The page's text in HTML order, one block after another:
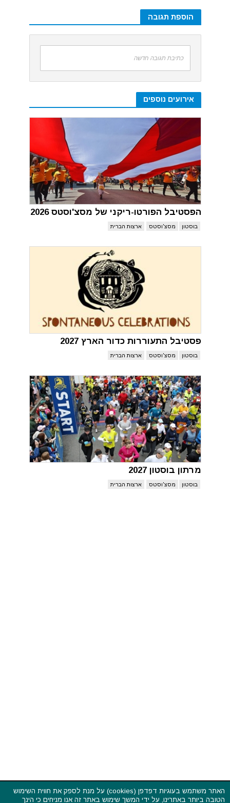
הוספת תגובה
כתיבת תגובה חדשה
אירועים נוספים
הפסטיבל הפורטו-ריקני של מסצ'וסטס 2026
בוסטון מסצ'וסטס ארצות הברית
פסטיבל התעוררות כדור הארץ 2027
בוסטון מסצ'וסטס ארצות הברית
מרתון בוסטון 2027
בוסטון מסצ'וסטס ארצות הברית
פסטיבלים וקרנבלים בעולם - כל הזכויות שמורות © 2015 - 2026
האתר משתמש בעוגיות דפדפן (cookies) על מנת לספק את חווית השימוש
הטובה ביותר באתרינו, על ידי המשך שימוש באתר זה אנו מניחים כי הינך
מאשר את המשך השימוש בעוגיות אלו,לחץ כאןכדי לקרוא את מדיניות עוגיות